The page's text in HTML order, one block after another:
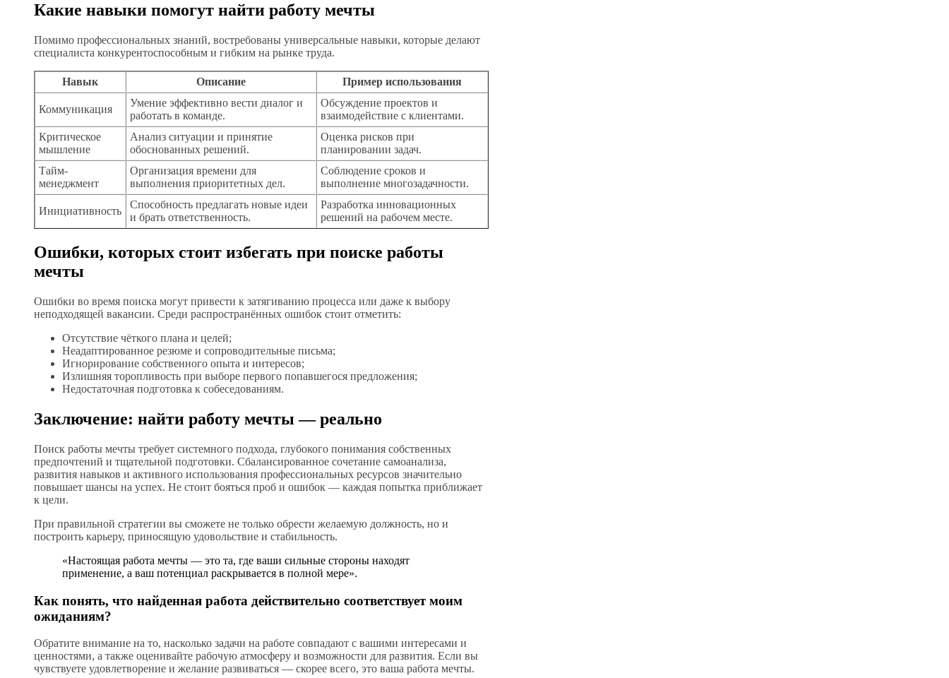
Какие навыки помогут найти работу мечты
Помимо профессиональных знаний, востребованы универсальные навыки, которые делают
специалиста конкурентоспособным и гибким на рынке труда.
Навык Описание Пример использования
Коммуникация
Умение эффективно вести диалог и
работать в команде.
Обсуждение проектов и
взаимодействие с клиентами.
Критическое
мышление
Анализ ситуации и принятие
обоснованных решений.
Оценка рисков при
планировании задач.
Тайм-
менеджмент
Организация времени для
выполнения приоритетных дел.
Соблюдение сроков и
выполнение многозадачности.
Инициативность
Способность предлагать новые идеи
и брать ответственность.
Разработка инновационных
решений на рабочем месте.
Ошибки, которых стоит избегать при поиске работы
мечты
Ошибки во время поиска могут привести к затягиванию процесса или даже к выбору
неподходящей вакансии. Среди распространённых ошибок стоит отметить:
Отсутствие чёткого плана и целей;
Неадаптированное резюме и сопроводительные письма;
Игнорирование собственного опыта и интересов;
Излишняя торопливость при выборе первого попавшегося предложения;
Недостаточная подготовка к собеседованиям.
Заключение: найти работу мечты — реально
Поиск работы мечты требует системного подхода, глубокого понимания собственных
предпочтений и тщательной подготовки. Сбалансированное сочетание самоанализа,
развития навыков и активного использования профессиональных ресурсов значительно
повышает шансы на успех. Не стоит бояться проб и ошибок — каждая попытка приближает
к цели.
При правильной стратегии вы сможете не только обрести желаемую должность, но и
построить карьеру, приносящую удовольствие и стабильность.
«Настоящая работа мечты — это та, где ваши сильные стороны находят
применение, а ваш потенциал раскрывается в полной мере».
Как понять, что найденная работа действительно соответствует моим
ожиданиям?
Обратите внимание на то, насколько задачи на работе совпадают с вашими интересами и
ценностями, а также оценивайте рабочую атмосферу и возможности для развития. Если вы
чувствуете удовлетворение и желание развиваться — скорее всего, это ваша работа мечты.